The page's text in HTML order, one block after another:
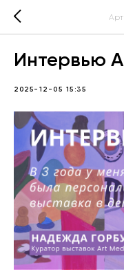
Интервью
2025-12-05 15:35